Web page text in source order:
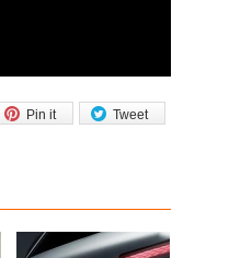
Tweet
Pin it